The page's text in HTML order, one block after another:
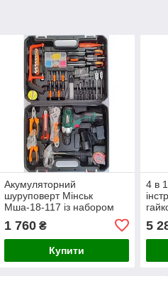
Акумуляторний
шуруповерт Мінськ
Мша-18-117 із набором
1 760₴
Купити
4 в
5